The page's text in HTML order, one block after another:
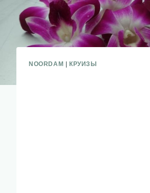
NOORDAM КРУИЗЫ